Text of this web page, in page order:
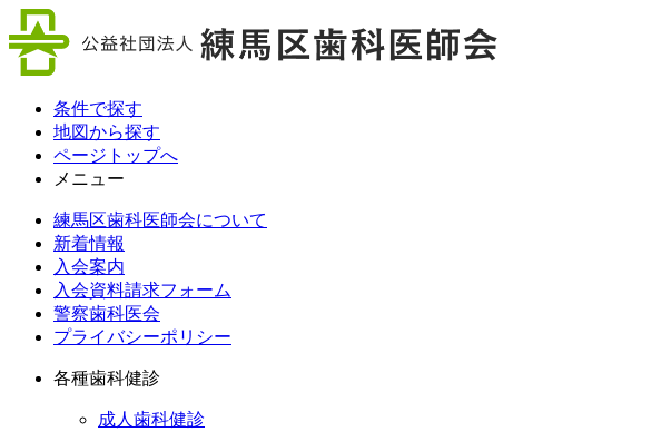
条件で探す
地図から探す
ページトップへ
メニュー
練馬区歯科医師会について
新着情報
入会案内
入会資料請求フォーム
警察歯科医会
プライバシーポリシー
各種歯科健診
成人歯科健診